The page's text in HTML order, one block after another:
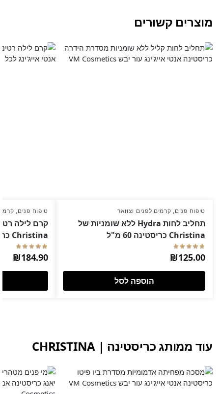
מוצרים קשורים
טיפוח פנים, קרמים לפנים וצוואר
תחליב לחות Hydra ללא שומניות של
Christina כריסטינה 60 מ"ל
₪125.00
הוספה לסל
טיפוח פנים,
Christina כריסטינה
₪184.90
עוד ממותג כריסטינה | CHRISTINA